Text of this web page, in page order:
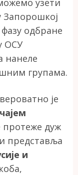
узети
Запорошкој
одбране
ОСУ
нанеле
групама.
је
протеже дуж
представља
и